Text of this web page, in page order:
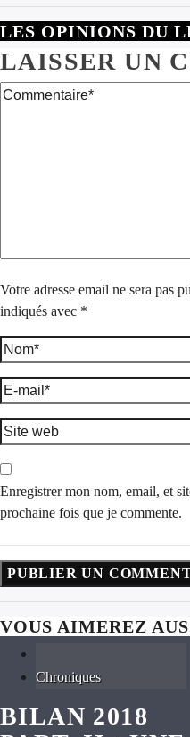
LES OPINIONS DU
LAISSER UN
Votre adresse email ne sera pas
indiqués avec *
Enregistrer mon nom, email, et
prochaine fois que je commente.
VOUS AIMEREZ
Chroniques
BILAN 2018